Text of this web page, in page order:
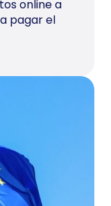
online a
pagar el